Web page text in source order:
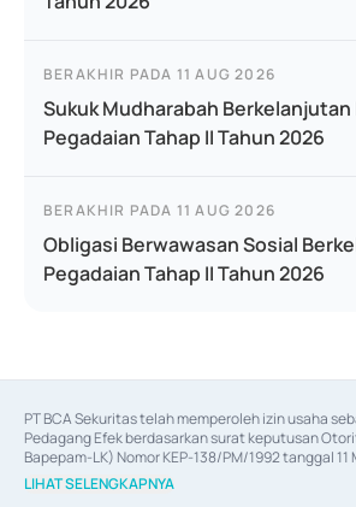
BERAKHIR PADA 11 AUG 2026
Sukuk Mudharabah Berkelanjutan
Pegadaian Tahap II Tahun 2026
BERAKHIR PADA 11 AUG 2026
Obligasi Berwawasan Sosial
Pegadaian Tahap II Tahun 2026
PT BCA Sekuritas telah memperoleh izin usaha
Pedagang Efek berdasarkan surat keputusan
Bapepam-LK) Nomor KEP-138/PM/1992 tanggal 11
06/D.04/2014 tanggal 28 Februari 2014, izin usaha
Efek berdasarkan surat keputusan Otoritas Jasa
LIHAT SELENGKAPNYA